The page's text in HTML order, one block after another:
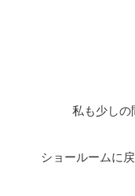
私も少しの
ショールームに